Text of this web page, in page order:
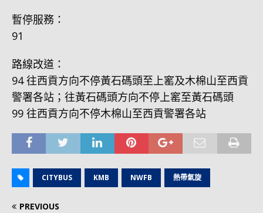
暫停服務：
91
路線改道：
94 往西貢方向不停黃石碼頭至上窰及木棉山至西貢
警署各站；往黃石碼頭方向不停上窰至黃石碼頭
99 往西貢方向不停木棉山至西貢警署各站
CITYBUS KMB NWFB 熱帶氣旋
PREVIOUS